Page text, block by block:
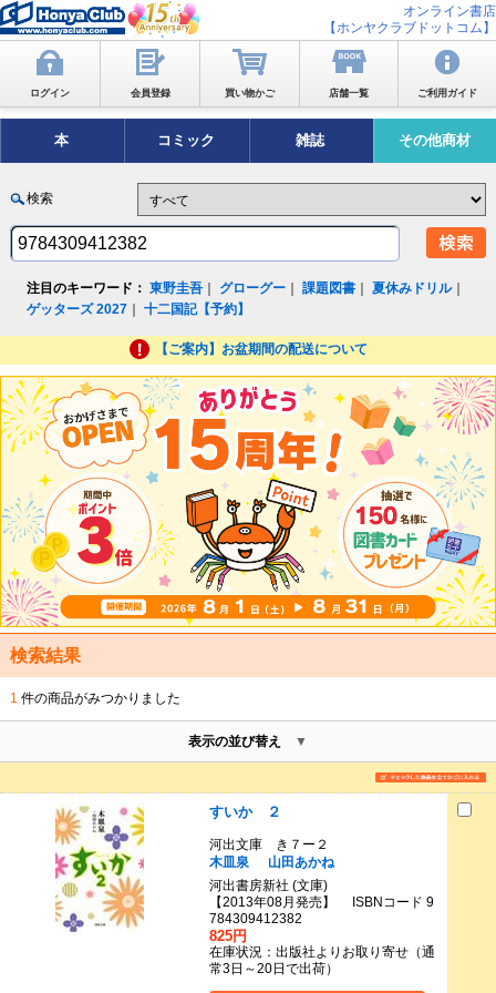
オンライン書店
【ホンヤクラブドットコム】
ログイン 会員登録 買い物かご 店舗一覧 ご利用ガイド
本 コミック 雑誌 その他商材
検索
注目のキーワード： 東野圭吾 グローグー ｜課題図書 ｜夏休みドリル｜
ゲッターズ 2027 ｜十二国記【予約】
【ご案内】お盆期間の配送について
検索結果
1 件の商品がみつかりました
表示の並び替え
すいか ２
河出文庫 き７ー２
木皿泉
山田あかね
河出書房新社 (文庫)
【2013年08月発売】 ISBNコード 9
784309412382
825円
在庫状況：出版社よりお取り寄せ（通
常3日～20日で出荷）